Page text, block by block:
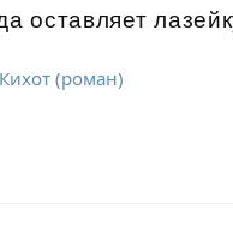
оставляет
(роман)